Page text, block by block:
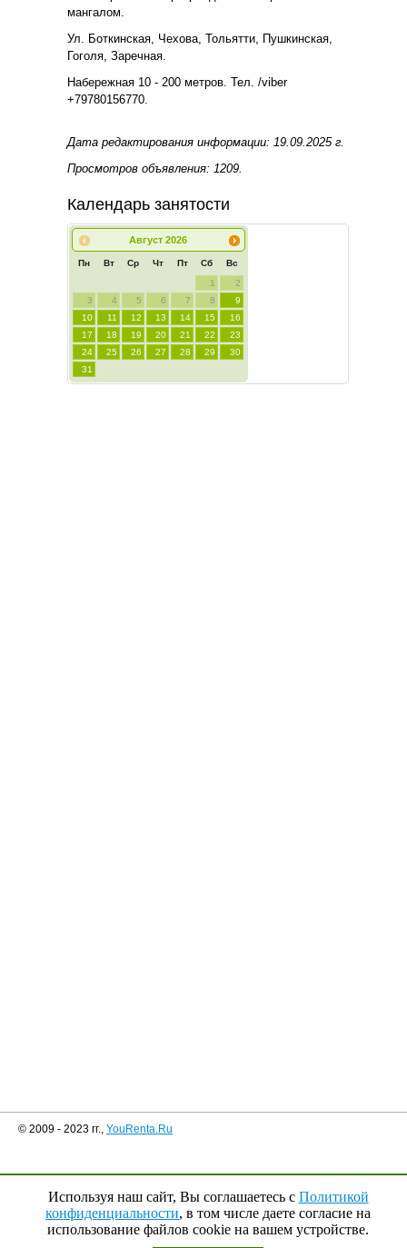
мангалом.
Ул. Боткинская, Чехова, Тольятти, Пушкинская,
Гоголя, Заречная.
Набережная 10 - 200 метров. Тел. /viber
+79780156770.
Дата редактирования информации: 19.09.2025 г.
Просмотров объявления: 1209.
Календарь занятости
Август 2026
Пн Вт Ср Чт Пт Сб Вс
1
2
3
4 5 6 7 8
9
10
11 12 13 14 15
16
17
18 19 20 21 22
23
24
25 26 27 28 29
30
31
© 2009 - 2023 гг., YouRenta.Ru
Используя наш сайт, Вы соглашаетесь с Политикой
конфиденциальности, в том числе даете согласие на
использование файлов cookie на вашем устройстве.